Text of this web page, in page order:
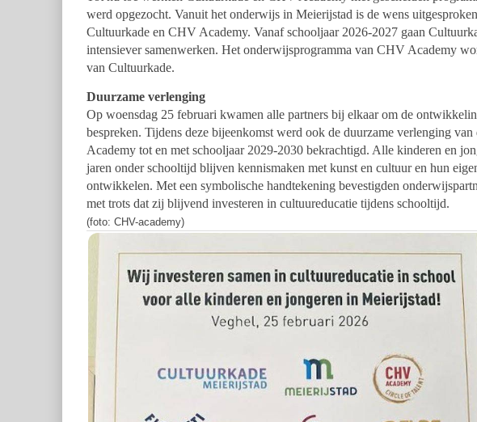
werd opgezocht. Vanuit het onderwijs in Meierijstad is de wens
Cultuurkade en CHV Academy. Vanaf schooljaar 2026-2027 gaan
intensiever samenwerken. Het onderwijsprogramma van CHV Academy
van Cultuurkade.
Duurzame verlenging
Op woensdag 25 februari kwamen alle partners bij elkaar om de
bespreken. Tijdens deze bijeenkomst werd ook de duurzame verlenging
Academy tot en met schooljaar 2029-2030 bekrachtigd. Alle kinderen en
jaren onder schooltijd blijven kennismaken met kunst en cultuur en hun
ontwikkelen. Met een symbolische handtekening bevestigden
met trots dat zij blijvend investeren in cultuureducatie tijdens schooltijd.
(foto: CHV-academy)